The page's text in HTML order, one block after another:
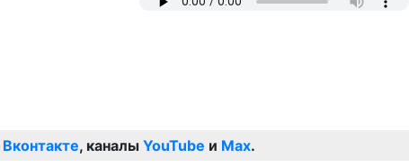
Вконтакте, каналы YouTube и Max.